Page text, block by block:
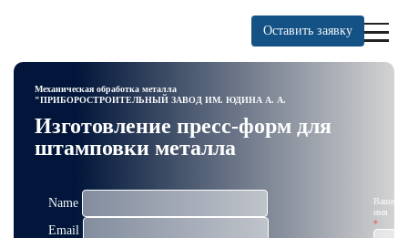
Оставить заявку
Механическая обработка металла
"ПРИБОРОСТРОИТЕЛЬНЫЙ ЗАВОД ИМ. ЮДИНА А. А.
Изготовление пресс-форм для
штамповки металла
Name
Email
Ваше
имя